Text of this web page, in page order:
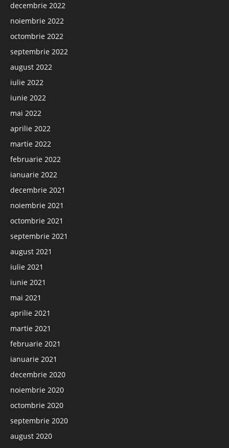
decembrie 2022
noiembrie 2022
octombrie 2022
septembrie 2022
august 2022
iulie 2022
iunie 2022
mai 2022
aprilie 2022
martie 2022
februarie 2022
ianuarie 2022
decembrie 2021
noiembrie 2021
octombrie 2021
septembrie 2021
august 2021
iulie 2021
iunie 2021
mai 2021
aprilie 2021
martie 2021
februarie 2021
ianuarie 2021
decembrie 2020
noiembrie 2020
octombrie 2020
septembrie 2020
august 2020